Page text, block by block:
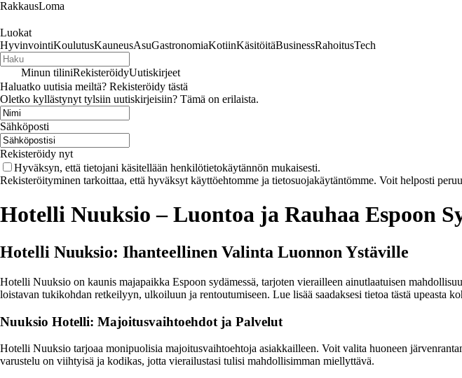
RakkausLoma
Luokat
HyvinvointiKoulutusKauneusAsuGastronomiaKotiinKäsitöitäBusinessRahoitusTech
Minun tiliniRekisteröidyUutiskirjeet
Haluatko uutisia meiltä? Rekisteröidy tästä
Oletko kyllästynyt tylsiin uutiskirjeisiin? Tämä on erilaista.
Sähköposti
Rekisteröidy nyt
Hyväksyn, että tietojani käsitellään henkilötietokäytännön mukaisesti.
Rekisteröityminen tarkoittaa, että hyväksyt käyttöehtomme ja tietosuojakäytäntömme. Voit helposti
Hotelli Nuuksio – Luontoa ja Rauhaa Espoon
Hotelli Nuuksio: Ihanteellinen Valinta Luonnon Ystäville
Hotelli Nuuksio on kaunis majapaikka Espoon sydämessä, tarjoten vierailleen ainutlaatuisen
loistavan tukikohdan retkeilyyn, ulkoiluun ja rentoutumiseen. Lue lisää saadaksesi tietoa tästä upeasta
Nuuksio Hotelli: Majoitusvaihtoehdot ja Palvelut
Hotelli Nuuksio tarjoaa monipuolisia majoitusvaihtoehtoja asiakkailleen. Voit valita huoneen
varustelu on viihtyisä ja kodikas, jotta vierailustasi tulisi mahdollisimman miellyttävä.